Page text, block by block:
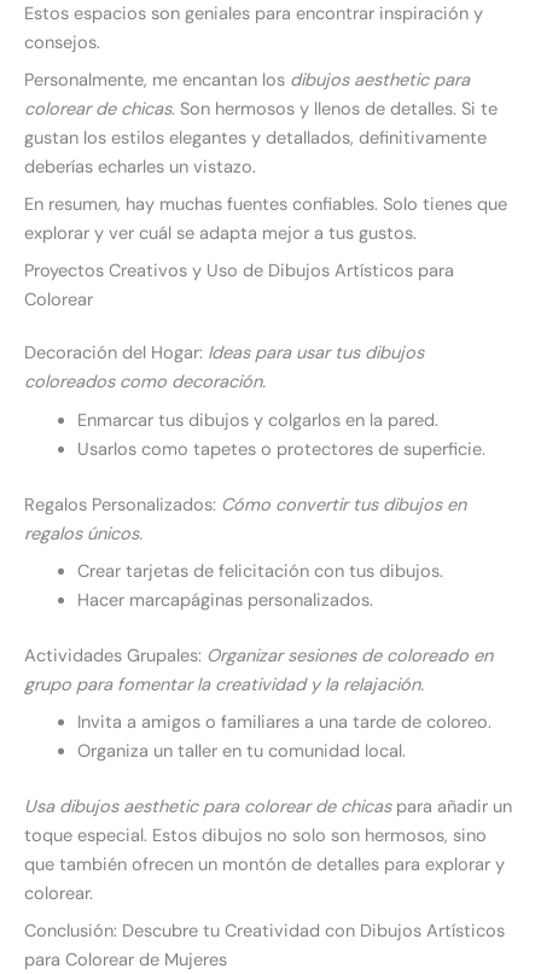
Estos espacios son geniales para encontrar inspiración y
consejos.
Personalmente, me encantan los dibujos aesthetic para
colorear de chicas. Son hermosos y llenos de detalles. Si te
gustan los estilos elegantes y detallados, definitivamente
deberías echarles un vistazo.
En resumen, hay muchas fuentes confiables. Solo tienes que
explorar y ver cuál se adapta mejor a tus gustos.
Proyectos Creativos y Uso de Dibujos Artísticos para
Colorear
Decoración del Hogar: Ideas para usar tus dibujos
coloreados como decoración.
Enmarcar tus dibujos y colgarlos en la pared.
Usarlos como tapetes o protectores de superficie.
Regalos Personalizados: Cómo convertir tus dibujos en
regalos únicos.
Crear tarjetas de felicitación con tus dibujos.
Hacer marcapáginas personalizados.
Actividades Grupales: Organizar sesiones de coloreado en
grupo para fomentar la creatividad y la relajación.
Invita a amigos o familiares a una tarde de coloreo.
Organiza un taller en tu comunidad local.
Usa dibujos aesthetic para colorear de chicaspara añadir un
toque especial. Estos dibujos no solo son hermosos, sino
que también ofrecen un montón de detalles para explorar y
colorear.
Conclusión: Descubre tu Creatividad con Dibujos Artísticos
para Colorear de Mujeres